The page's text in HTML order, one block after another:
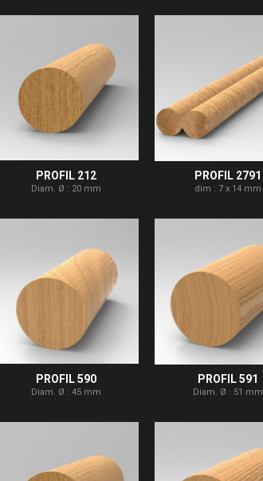
PROFIL 212
Diam. Ø : 20 mm
PROFIL 2791
dim : 7 x 14 mm
PROFIL 590
Diam. Ø : 45 mm
PROFIL 591
Diam. Ø : 51 mm